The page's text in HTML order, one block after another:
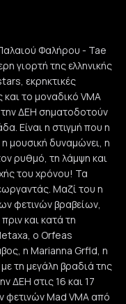
Φαλήρου - Tae
γιορτή της ελληνικής
εκρηκτικές
και το μοναδικό VMA
ΔΕΗ σηματοδοτούν
Είναι η στιγμή που η
μουσική δυναμώνει, η
ρυθμό, τη λάμψη και
του χρόνου! Τα
Μαζί του η
φετινών βραβείων,
και κατά τη
ο Orfeas
η Marianna Grfld, η
τη μεγάλη βραδιά της
ΔΕΗ στις 16 και 17
φετινών Mad VMA από